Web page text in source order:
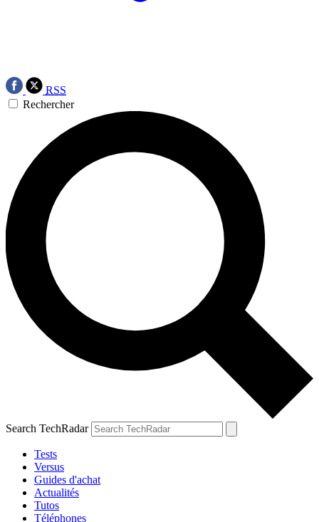
RSS
Rechercher
Search TechRadar
Tests
Versus
Guides d'achat
Actualités
Tutos
Téléphones